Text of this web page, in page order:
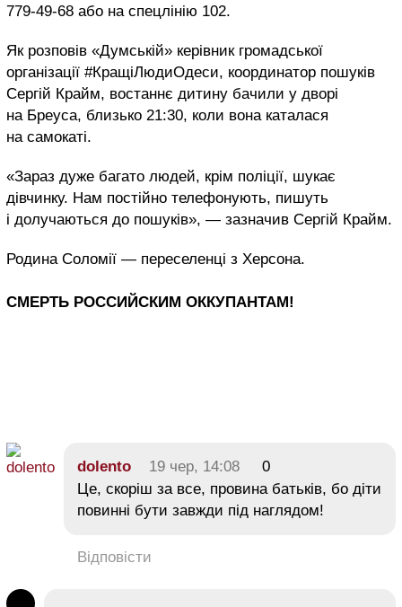
779-49-68 або на спецлінію 102.
Як розповів «Думській» керівник громадської
організації #КращіЛюдиОдеси, координатор пошуків
Сергій Крайм, востаннє дитину бачили у дворі
на Бреуса, близько 21:30, коли вона каталася
на самокаті.
«Зараз дуже багато людей, крім поліції, шукає
дівчинку. Нам постійно телефонують, пишуть
і долучаються до пошуків», — зазначив Сергій Крайм.
Родина Соломії — переселенці з Херсона.
СМЕРТЬ РОССИЙСКИМ ОККУПАНТАМ!
dolento 19 чер, 14:08
0
Це, скоріш за все, провина батьків, бо діти
повинні бути завжди під наглядом!
Відповісти